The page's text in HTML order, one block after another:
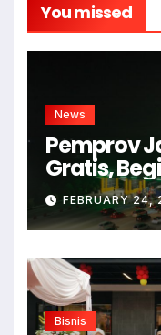
You missed
News
Pemprov
Gratis,
FEBRUARY
Bisnis